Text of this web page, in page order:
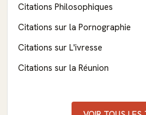
Citations Philosophiques
Citations sur la Pornographie
Citations sur L'ivresse
Citations sur la Réunion